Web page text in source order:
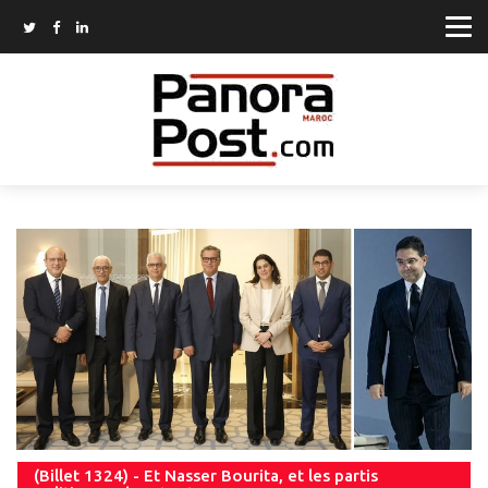
(Billet 1324) - Et Nasser Bourita, et les partis